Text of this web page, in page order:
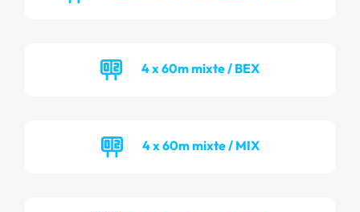
4 x 60m mixte / BEX
4 x 60m mixte / MIX